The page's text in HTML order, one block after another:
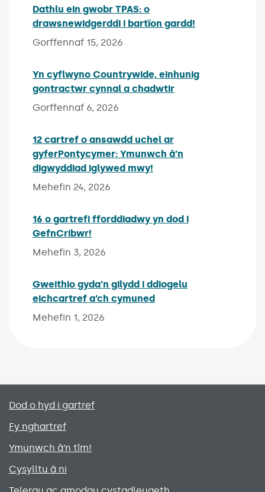
Dathlu ein gwobr TPAS: o
drawsnewidgerddi i bartïon gardd!
Gorffennaf 15, 2026
Yn cyflwyno Countrywide, einhunig
gontractwr cynnal a chadwtir
Gorffennaf 6, 2026
12 cartref o ansawdd uchel ar
gyferPontycymer: Ymunwch â’n
digwyddiad iglywed mwy!
Mehefin 24, 2026
16 o gartrefi fforddiadwy yn dod i
GefnCribwr!
Mehefin 3, 2026
Gweithio gyda’n gilydd i ddiogelu
eichcartref a’ch cymuned
Mehefin 1, 2026
Primary footer menu
Dod o hyd i gartref
Fy nghartref
Ymunwch â’n tîm!
Cysylltu â ni